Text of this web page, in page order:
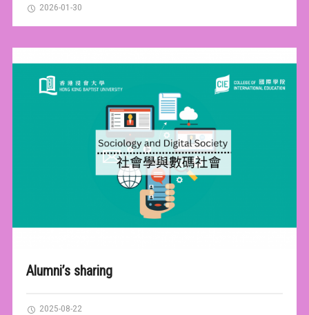
2026-01-30
Alumni’s sharing
2025-08-22